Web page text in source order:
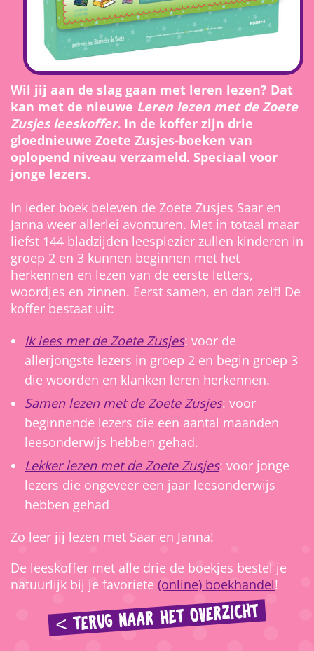
Wil jij aan de slag gaan met leren lezen? Dat
kan met de nieuwe Leren lezen met de Zoete
Zusjes leeskoffer. In de koffer zijn drie
gloednieuwe Zoete Zusjes-boeken van
oplopend niveau verzameld. Speciaal voor
jonge lezers.
In ieder boek beleven de Zoete Zusjes Saar en
Janna weer allerlei avonturen. Met in totaal maar
liefst 144 bladzijden leesplezier zullen kinderen in
groep 2 en 3 kunnen beginnen met het
herkennen en lezen van de eerste letters,
woordjes en zinnen. Eerst samen, en dan zelf! De
koffer bestaat uit:
Ik lees met de Zoete Zusjes: voor de
allerjongste lezers in groep 2 en begin groep 3
die woorden en klanken leren herkennen.
Samen lezen met de Zoete Zusjes: voor
beginnende lezers die een aantal maanden
leesonderwijs hebben gehad.
Lekker lezen met de Zoete Zusjes: voor jonge
lezers die ongeveer een jaar leesonderwijs
hebben gehad
Zo leer jij lezen met Saar en Janna!
De leeskoffer met alle drie de boekjes bestel je
natuurlijk bij je favoriete (online) boekhandel!
< TERUG NAAR HET OVERZICHT